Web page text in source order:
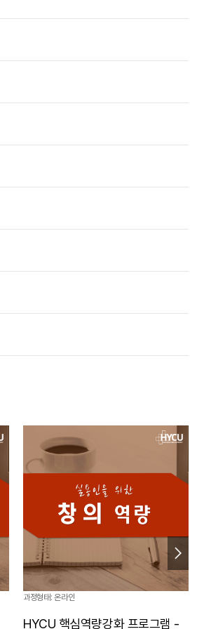
과정형태: 온라인
HYCU 핵심역량강화 프로그램 -